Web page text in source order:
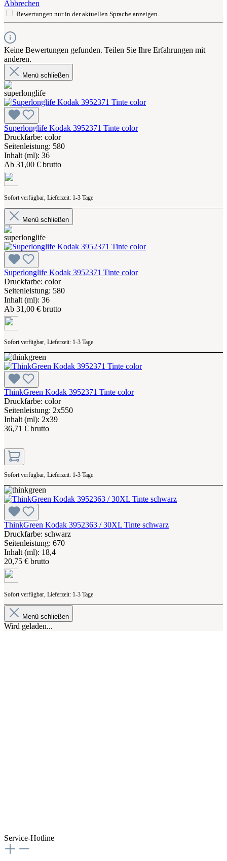
Abbrechen
Bewertungen nur in der aktuellen Sprache anzeigen.
Keine Bewertungen gefunden. Teilen Sie Ihre Erfahrungen mit
anderen.
Menü schließen
Superlonglife Kodak 3952371 Tinte color
Druckfarbe: color
Seitenleistung: 580
Inhalt (ml): 36
Ab 31,00 € brutto
Sofort verfügbar, Lieferzeit: 1-3 Tage
Menü schließen
Superlonglife Kodak 3952371 Tinte color
Druckfarbe: color
Seitenleistung: 580
Inhalt (ml): 36
Ab 31,00 € brutto
Sofort verfügbar, Lieferzeit: 1-3 Tage
ThinkGreen Kodak 3952371 Tinte color
Druckfarbe: color
Seitenleistung: 2x550
Inhalt (ml): 2x39
36,71 € brutto
Sofort verfügbar, Lieferzeit: 1-3 Tage
ThinkGreen Kodak 3952363 / 30XL Tinte schwarz
Druckfarbe: schwarz
Seitenleistung: 670
Inhalt (ml): 18,4
20,75 € brutto
Sofort verfügbar, Lieferzeit: 1-3 Tage
Menü schließen
Wird geladen...
Service-Hotline